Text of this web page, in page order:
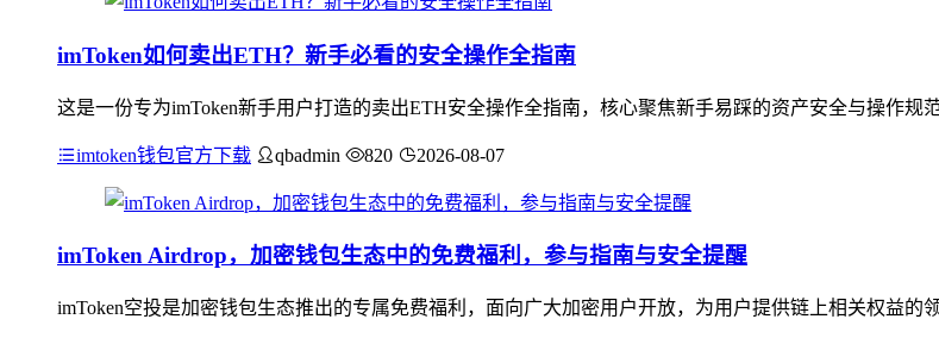
imToken如何卖出ETH？新手必看的安全操作全指南
这是一份专为imToken新手用户打造的卖出ETH安全操作全指南，核心聚焦新手易踩的资产安全与操作规
imtoken钱包官方下载 qbadmin 820 2026-08-07
imToken Airdrop，加密钱包生态中的免费福利，参与指南与安全提醒
imToken空投是加密钱包生态推出的专属免费福利，面向广大加密用户开放，为用户提供链上相关权益